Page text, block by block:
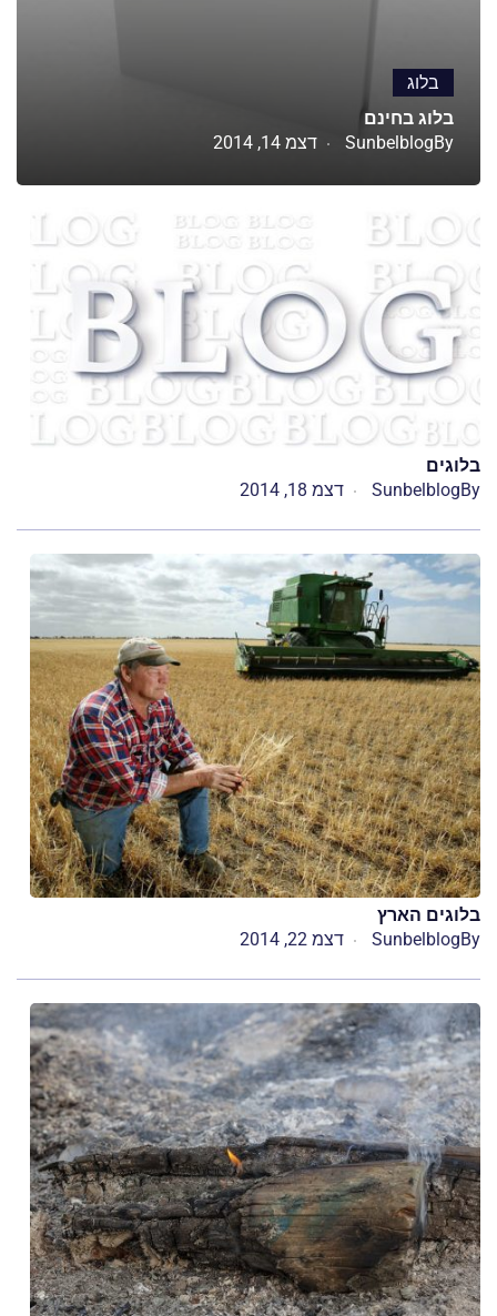
בלוג
בלוג בחינם
By
Sunbelblog דצמ 14, 2014
בלוגים
By
Sunbelblog דצמ 18, 2014
בלוגים הארץ
By
Sunbelblog דצמ 22, 2014